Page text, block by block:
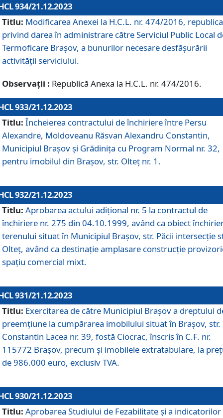
934/21.12.2023
Titlu: Modificarea Anexei la H.C.L. nr. 474/2016,
privind darea în administrare către Serviciul Public Local
Termoficare Braşov, a bunurilor necesare desfăşurării
activităţii serviciului.
Observații : Republică Anexa la H.C.L. nr. 474/2016.
933/21.12.2023
Titlu: Încheierea contractului de închiriere între Persu
Alexandre, Moldoveanu Răsvan Alexandru Constantin,
Municipiul Braşov şi Grădinița cu Program Normal nr. 32,
pentru imobilul din Brașov, str. Olteț nr. 1.
932/21.12.2023
Titlu: Aprobarea actului adițional nr. 5 la contractul de
închiriere nr. 275 din 04.10.1999, având ca obiect
terenului situat în Municipiul Brașov, str. Păcii intersecție
Olteț, având ca destinație amplasare construcție
spațiu comercial mixt.
931/21.12.2023
Titlu: Exercitarea de către Municipiul Brașov a dreptului
preemțiune la cumpărarea imobilului situat în Brașov, str.
Constantin Lacea nr. 39, fostă Ciocrac, înscris în C.F. nr.
115772 Brașov, precum și imobilele extratabulare, la
de 986.000 euro, exclusiv TVA.
930/21.12.2023
Titlu: Aprobarea Studiului de Fezabilitate și a indicatorilor